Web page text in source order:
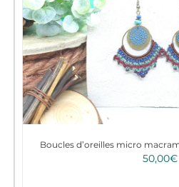
Boucles d’oreilles micro
50,00€